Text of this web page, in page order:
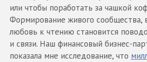
или чтобы поработать за чашкой
Формирование живого сообщества,
любовь к чтению становится
и связи. Наш финансовый бизнес-
показала мне исследование, что